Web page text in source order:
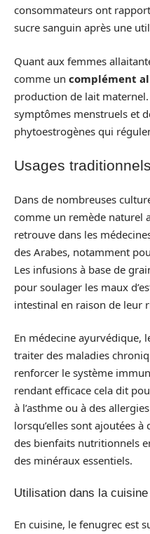
consommateurs ont
sucre sanguin après une
Quant aux femmes
comme un complément
production de lait
symptômes menstruels et
phytoestrogènes qui
Usages
Dans de nombreuses
comme un remède naturel
retrouve dans les
des Arabes, notamment
Les infusions à base de
pour soulager les maux
intestinal en raison de leur
En médecine ayurvédique,
traiter des maladies
renforcer le système
rendant efficace cela dit
à l’asthme ou à des
lorsqu’elles sont ajoutées
des bienfaits nutritionnels
des minéraux essentiels.
Utilisation dans la cuisine
En cuisine, le fenugrec est